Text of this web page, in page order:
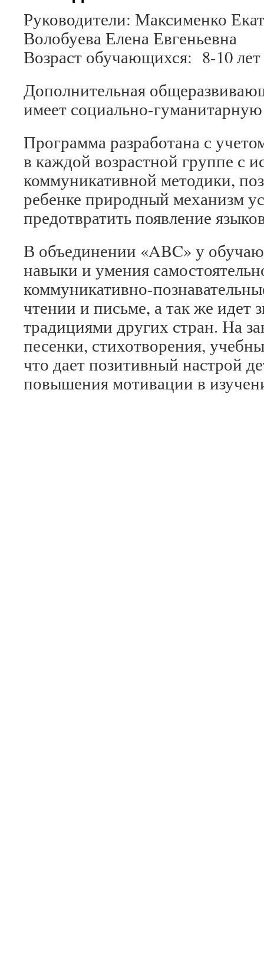
Руководители: Максименко
Волобуева Елена Евгеньевна
Возраст обучающихся: 8-10 лет
Дополнительная
имеет социально-
Программа разработана с
в каждой возрастной группе с
коммуникативной методики,
ребенке природный механизм
предотвратить появление
В объединении «ABC» у
навыки и умения
коммуникативно-
чтении и письме, а так же идет
традициями других стран. На
песенки, стихотворения,
что дает позитивный настрой
повышения мотивации в